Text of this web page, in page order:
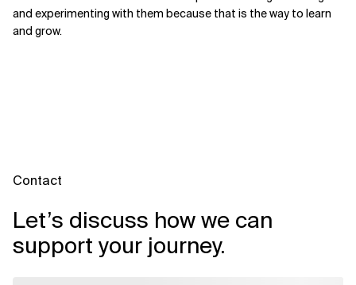
and experimenting with them because that is the way to learn
and grow.
Contact
Let’s discuss how we can
support your journey.